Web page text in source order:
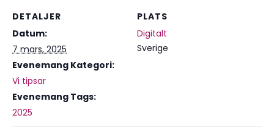
DETALJER
Datum:
7 mars, 2025
Evenemang Kategori:
Vi tipsar
Evenemang Tags:
2025
PLATS
Digitalt
Sverige